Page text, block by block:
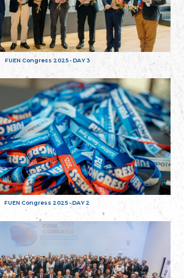
FUEN Congress 2025 - DAY 3
FUEN Congress 2025 - DAY 2